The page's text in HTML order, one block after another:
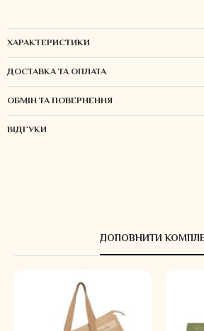
ХАРАКТЕРИСТИКИ
ДОСТАВКА ТА ОПЛАТА
ОБМІН ТА ПОВЕРНЕННЯ
ВІДГУКИ
ДОПОВНИТИ